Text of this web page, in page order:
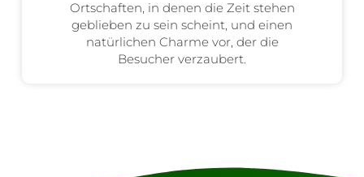
Ortschaften, in denen die Zeit stehen
geblieben zu sein scheint, und einen
natürlichen Charme vor, der die
Besucher verzaubert.